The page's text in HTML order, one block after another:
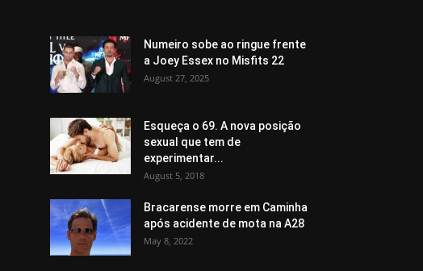
Numeiro sobe ao ringue frente
a Joey Essex no Misfits 22
August 27, 2025
Esqueça o 69. A nova posição
sexual que tem de
experimentar...
August 5, 2018
Bracarense morre em Caminha
após acidente de mota na A28
May 8, 2022